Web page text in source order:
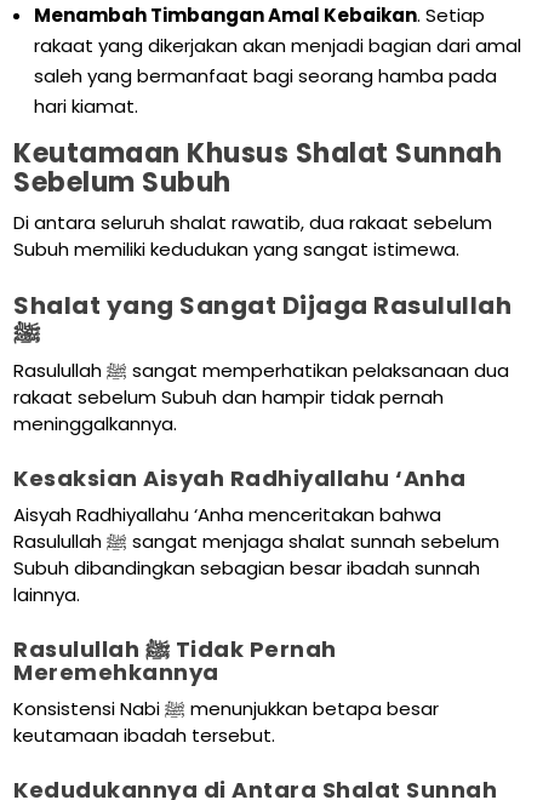
Menambah Timbangan Amal Kebaikan. Setiap
rakaat yang dikerjakan akan menjadi bagian dari amal
saleh yang bermanfaat bagi seorang hamba pada
hari kiamat.
Keutamaan Khusus Shalat Sunnah
Sebelum Subuh
Di antara seluruh shalat rawatib, dua rakaat sebelum
Subuh memiliki kedudukan yang sangat istimewa.
Shalat yang Sangat Dijaga Rasulullah
ﷺ
Rasulullah ﷺ sangat memperhatikan pelaksanaan dua
rakaat sebelum Subuh dan hampir tidak pernah
meninggalkannya.
Kesaksian Aisyah Radhiyallahu ‘Anha
Aisyah Radhiyallahu ‘Anha menceritakan bahwa
Rasulullah ﷺ sangat menjaga shalat sunnah sebelum
Subuh dibandingkan sebagian besar ibadah sunnah
lainnya.
Rasulullah ﷺ Tidak Pernah
Meremehkannya
Konsistensi Nabi ﷺ menunjukkan betapa besar
keutamaan ibadah tersebut.
Kedudukannya di Antara Shalat Sunnah